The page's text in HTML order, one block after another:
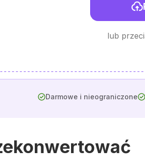
lub
Darmowe i nieograniczone